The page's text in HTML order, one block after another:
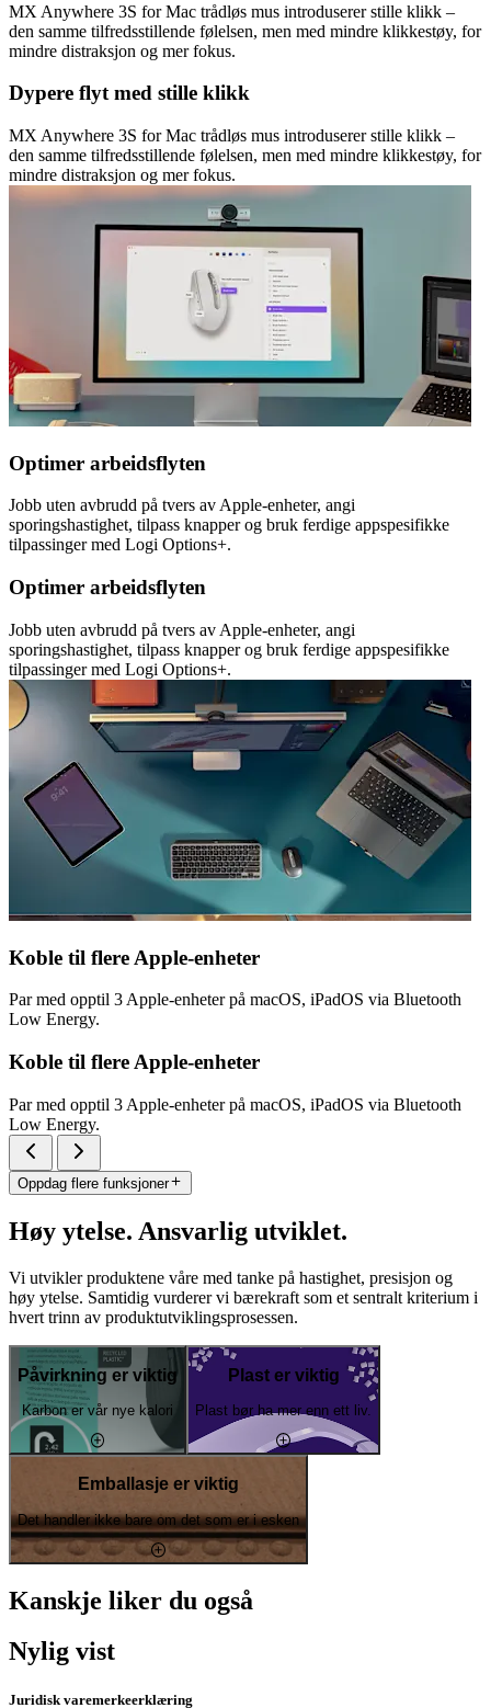
MX Anywhere 3S for Mac trådløs mus introduserer stille klikk –
den samme tilfredsstillende følelsen, men med mindre klikkestøy, for
mindre distraksjon og mer fokus.
Dypere flyt med stille klikk
MX Anywhere 3S for Mac trådløs mus introduserer stille klikk –
den samme tilfredsstillende følelsen, men med mindre klikkestøy, for
mindre distraksjon og mer fokus.
Optimer arbeidsflyten
Jobb uten avbrudd på tvers av Apple-enheter, angi
sporingshastighet, tilpass knapper og bruk ferdige appspesifikke
tilpassinger med Logi Options+.
Optimer arbeidsflyten
Jobb uten avbrudd på tvers av Apple-enheter, angi
sporingshastighet, tilpass knapper og bruk ferdige appspesifikke
tilpassinger med Logi Options+.
Koble til flere Apple-enheter
Par med opptil 3 Apple-enheter på macOS, iPadOS via Bluetooth
Low Energy.
Koble til flere Apple-enheter
Par med opptil 3 Apple-enheter på macOS, iPadOS via Bluetooth
Low Energy.
Oppdag flere funksjoner
Høy ytelse. Ansvarlig utviklet.
Vi utvikler produktene våre med tanke på hastighet, presisjon og
høy ytelse. Samtidig vurderer vi bærekraft som et sentralt kriterium i
hvert trinn av produktutviklingsprosessen.
Påvirkning er viktig
Karbon er vår nye kalori
Plast er viktig
Plast bør ha mer enn ett liv.
Emballasje er viktig
Det handler ikke bare om det som er i esken
Kanskje liker du også
Nylig vist
Juridisk varemerkeerklæring